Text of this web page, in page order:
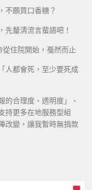
不願買口香糖？
先釐清流言蜚語吧！
從住院開始，戞然而止
人都會死，至少要死成
的合理度、透明度」、
持更多在地服務型組
改變，讓我暫時無捐款